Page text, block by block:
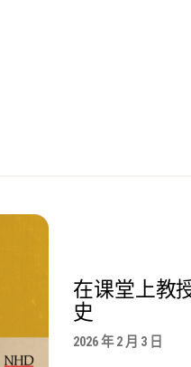
在课堂上教
史
2026 年 2 月 3 日